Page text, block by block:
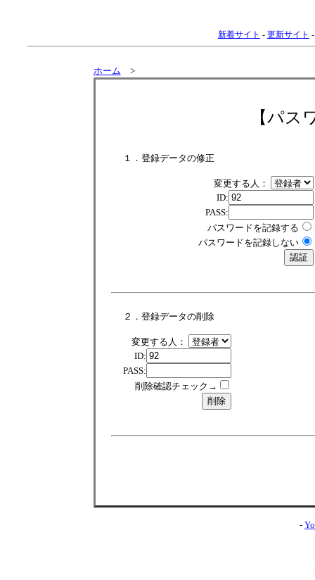
新着サイト - 更新サイト
ホーム >
【パス
１．登録データの修正
変更する人：
ID:
PASS:
パスワードを記録する
パスワードを記録しない
２．登録データの削除
変更する人：
ID:
PASS:
削除確認チェック→
-